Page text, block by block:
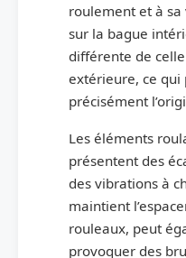
roulement et à
sur la bague
différente de
extérieure, ce
précisément
Les éléments
présentent des
des vibrations à
maintient
rouleaux, peut
provoquer des